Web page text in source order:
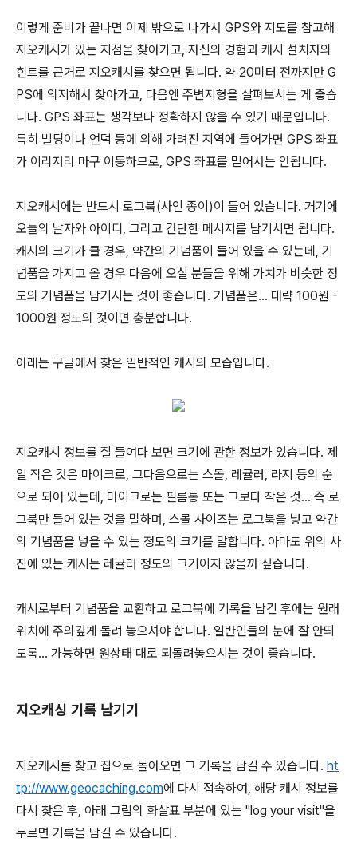
이렇게 준비가 끝나면 이제 밖으로 나가서 GPS와 지도를 참고해
지오캐시가 있는 지점을 찾아가고, 자신의 경험과 캐시 설치자의
힌트를 근거로 지오캐시를 찾으면 됩니다. 약 20미터 전까지만 G
PS에 의지해서 찾아가고, 다음엔 주변지형을 살펴보시는 게 좋습
니다. GPS 좌표는 생각보다 정확하지 않을 수 있기 때문입니다.
특히 빌딩이나 언덕 등에 의해 가려진 지역에 들어가면 GPS 좌표
가 이리저리 마구 이동하므로, GPS 좌표를 믿어서는 안됩니다.
지오캐시에는 반드시 로그북(사인 종이)이 들어 있습니다. 거기에
오늘의 날자와 아이디, 그리고 간단한 메시지를 남기시면 됩니다.
캐시의 크기가 클 경우, 약간의 기념품이 들어 있을 수 있는데, 기
념품을 가지고 올 경우 다음에 오실 분들을 위해 가치가 비슷한 정
도의 기념품을 남기시는 것이 좋습니다. 기념품은... 대략 100원 -
1000원 정도의 것이면 충분합니다.
아래는 구글에서 찾은 일반적인 캐시의 모습입니다.
지오캐시 정보를 잘 들여다 보면 크기에 관한 정보가 있습니다. 제
일 작은 것은 마이크로, 그다음으로는 스몰, 레귤러, 라지 등의 순
으로 되어 있는데, 마이크로는 필름통 또는 그보다 작은 것... 즉 로
그북만 들어 있는 것을 말하며, 스몰 사이즈는 로그북을 넣고 약간
의 기념품을 넣을 수 있는 정도의 크기를 말합니다. 아마도 위의 사
진에 있는 캐시는 레귤러 정도의 크기이지 않을까 싶습니다.
캐시로부터 기념품을 교환하고 로그북에 기록을 남긴 후에는 원래
위치에 주의깊게 돌려 놓으셔야 합니다. 일반인들의 눈에 잘 안띄
도록... 가능하면 원상태 대로 되돌려놓으시는 것이 좋습니다.
지오캐싱 기록 남기기
지오캐시를 찾고 집으로 돌아오면 그 기록을 남길 수 있습니다. ht
tp://www.geocaching.com에 다시 접속하여, 해당 캐시 정보를
다시 찾은 후, 아래 그림의 화살표 부분에 있는 "log your visit"을
누르면 기록을 남길 수 있습니다.